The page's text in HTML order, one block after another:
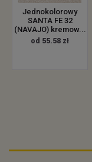
Jednokolorowy
SANTA FE 32
(NAVAJO) kremow...
od 55.58 zł